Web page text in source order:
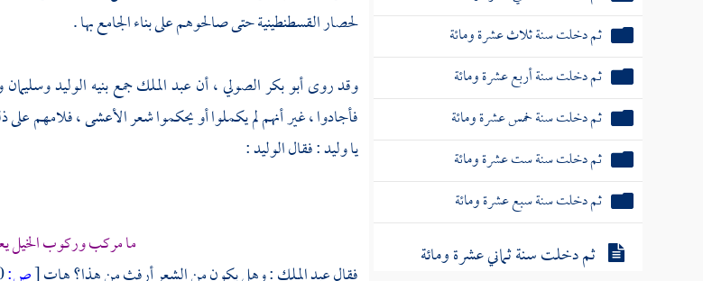
ثم دخلت سنة ثلاث عشرة ومائة
ثم دخلت سنة أربع عشرة ومائة
ثم دخلت سنة خمس عشرة ومائة
ثم دخلت سنة ست عشرة ومائة
ثم دخلت سنة سبع عشرة ومائة
ثم دخلت سنة ثماني عشرة ومائة
لحصارالقسطنطينيةحتى صالحوهم على بناء الجامع بها .
وقد روىأبو بكر الصولي ،أنعبد الملكجمع بنيهالوليدوسليمان
فأجادوا ، غير أنهم لم يكملوا أو يحكموا شعرالأعشى ،فلامهم
ياوليد: فقالالوليد:
ما مركب وركوب الخيل